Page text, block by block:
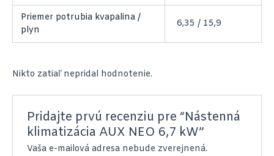
Priemer potrubia kvapalina /
plyn
6,35 / 15,9
Nikto zatiaľ nepridal hodnotenie.
Pridajte prvú recenziu pre “Nástenná
klimatizácia AUX NEO 6,7 kW”
Vaša e-mailová adresa nebude zverejnená.